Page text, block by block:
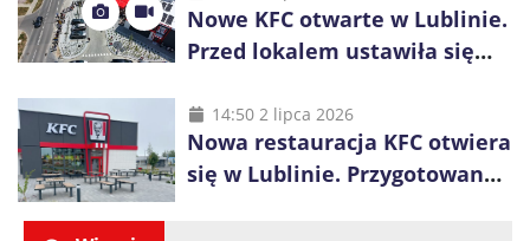
Nowe KFC otwarte w Lublinie.
Przed lokalem ustawiła się
14:50 2 lipca 2026
Nowa restauracja KFC otwiera
się w Lublinie. Przygotowano